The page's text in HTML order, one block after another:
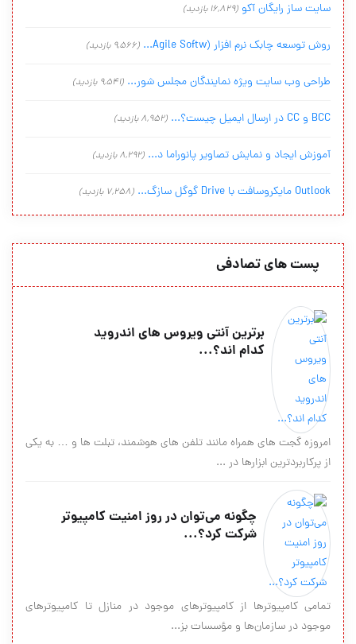
سایت ساز رایگان آکو (16,829 بازدید)
روش توسعه چابک نرم افزار (Agile Softw... (9,566 بازدید)
طراحی وب سایت ویژه نمایندگان مجلس شور... (9,541 بازدید)
BCC و CC در ارسال ایمیل چیست؟... (8,952 بازدید)
آموزش ایجاد و نمایش تصاویر پانوراما د... (8,292 بازدید)
Outlook مایکروسافت با Drive گوگل سازگ... (7,258 بازدید)
پست های تصادفی
برترین آنتی ویروس های اندروید
کدام اند؟...
امروزه گجت های همراه مانند تلفن های هوشمند، تبلت ها و … به یکی
از پرکاربردترین ابزارها در ...
چگونه می‌توان در روز امنیت کامپیوتر
شرکت کرد؟...
تمامي کامپيوترها از کامپيوترهاي موجود در منازل تا کامپيوترهاي
موجود در سازمان‌ها و مؤسسات بز...